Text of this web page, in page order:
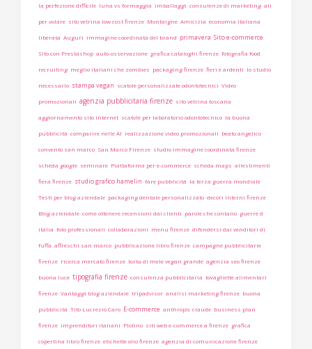
la perfezione difficile luna vs formaggia imballaggi consulenze di marketing ali
per volare sito vetrina low cost firenze Montaigne Amicizia economia italiana
liberata Auguri immagine coordinata del brand primavera Sito e-commerce
Sito con Prestashop auto-osservazione grafica cataloghi firenze fotografia food
recruiting meglio italiani che zombies packaging firenze fieri e ardenti lo studio
necessario stampa vegan scatole personalizzate odontotecnici Video
promozionali agenzia pubblicitaria firenze sito vetrina toscana
aggiornamento sito internet scatole per laboratorio odontotecnico la buona
pubblicità comparire nelle AI realizzazione video promozionali beato angelico
convento san marco San Marco Firenze studio immagine coordinata firenze
scheda google seminare Piattaforma per e-commerce scheda maps allestimenti
fiera firenze studio grafico hamelin fare pubblicità la terza guerra mondiale
Testi per blog aziendale packaging dentale personalizzato decori interni firenze
Blog aziendale come ottenere recensioni dai clienti parole che contano guerre d
italia foto professionali collaborazioni menu firenze difendersi dai venditori di
fuffa affreschi san marco pubblicazione libro firenze campagne pubblicitarie
firenze ricerca mercato firenze torta di mele vegan grande agenzia seo firenze
buona luce tipografia firenze consulenza pubblicitaria tovagliette alimentari
firenze Vantaggi blog aziendale tripadvisor analisi marketing firenze buona
pubblicità Tito Lucrezio Caro E-commerce anthropic claude business plan
firenze imprenditori italiani Plotino siti web e-commerce a firenze grafica
copertina libro firenze etichette olio firenze agenzia di comunicazione firenze